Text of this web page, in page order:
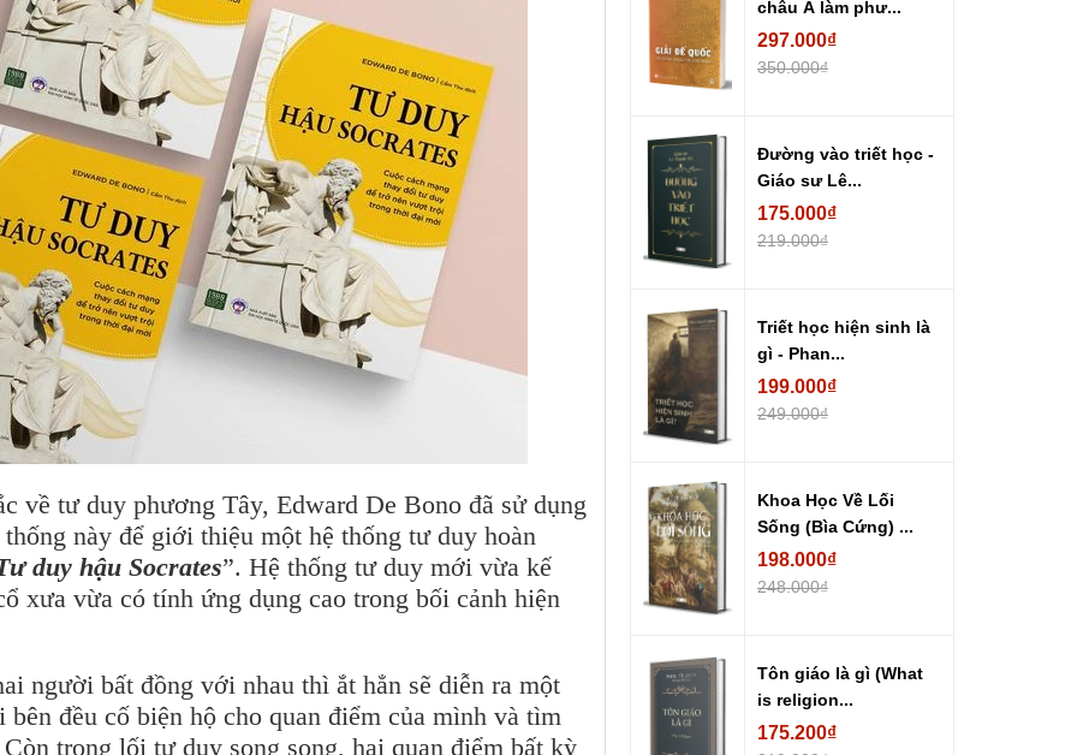
về tư duy phương Tây, Edward De Bono đã sử dụng
này để giới thiệu một hệ thống tư duy hoàn
duy hậu Socrates”. Hệ thống tư duy mới vừa kế
xưa vừa có tính ứng dụng cao trong bối cảnh hiện
người bất đồng với nhau thì ắt hẳn sẽ diễn ra một
đều cố biện hộ cho quan điểm của mình và tìm
trong lối tư duy song song, hai quan điểm bất kỳ
châu Á làm phư...
297.000₫
350.000₫
Đường vào triết học -
Giáo sư Lê...
175.000₫
219.000₫
Triết học hiện sinh là
gì - Phan...
199.000₫
249.000₫
Khoa Học Về Lối
Sống (Bìa Cứng) ...
198.000₫
248.000₫
Tôn giáo là gì (What
is religion...
175.200₫